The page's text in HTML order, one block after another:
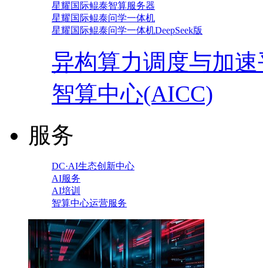
星耀国际鲲泰智算服务器
星耀国际鲲泰问学一体机
星耀国际鲲泰问学一体机DeepSeek版
异构算力调度与加
智算中心(AICC)
服务
DC·AI生态创新中心
AI服务
AI培训
智算中心运营服务